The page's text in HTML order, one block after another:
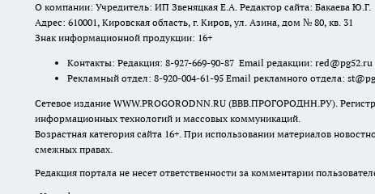
О компании: Учредитель: ИП Звеняцкая Е.А. Редактор сайта: Бакаева Ю.Г.
Адрес: 610001, Кировская область, г. Киров, ул. Азина, дом № 80, кв. 31
Знак информационной продукции: 16+
Контакты: Редакция: 8-927-669-90-87 Email редакции: red@pg52.ru
Рекламный отдел: 8-920-004-61-95 Email рекламного отдела:
Сетевое издание WWW.PROGORODNN.RU (ВВВ.ПРОГОРОДНН.РУ).
информационных технологий и массовых коммуникаций.
Возрастная категория сайта 16+. При использовании материалов
смежных правах.
Редакция портала не несет ответственности за комментарии